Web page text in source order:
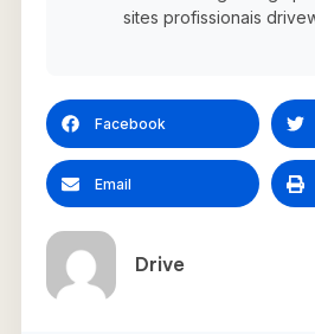
sites profissionais
Facebook
Email
Drive